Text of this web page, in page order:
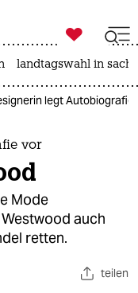

taz zahl ich
landtagswahl in
legt Autobiografie
vor
Mode
auch
retten.
teilen